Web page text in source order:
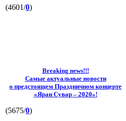
(4601/0)
Breaking news!!!
Самые актуальные новости
о предстоящем Праздничном концерте
«Яран Сувар – 2020»!
(5675/0)